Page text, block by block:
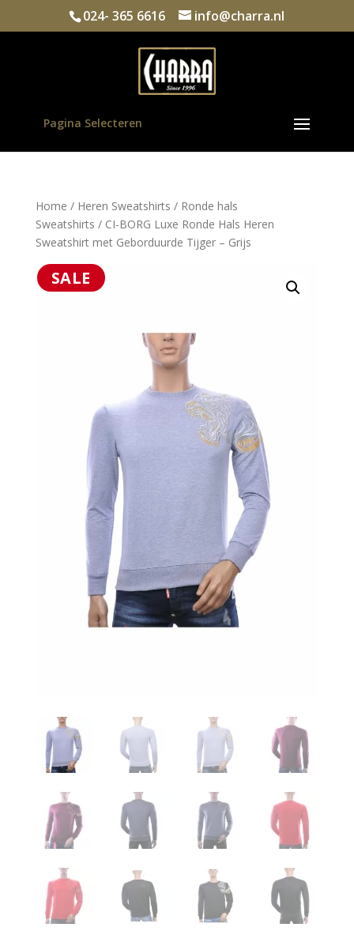
024- 365 6616 info@charra.nl
Pagina Selecteren
Home / Heren Sweatshirts / Ronde hals
Sweatshirts / CI-BORG Luxe Ronde Hals Heren
Sweatshirt met Geborduurde Tijger – Grijs
SALE